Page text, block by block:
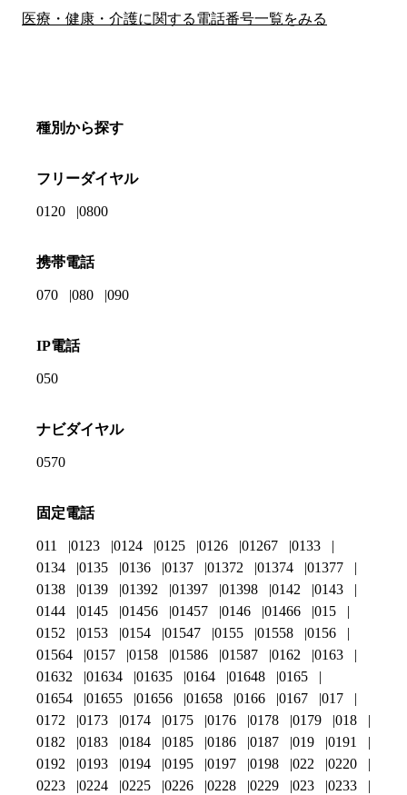
医療・健康・介護に関する電話番号一覧をみる
種別から探す
フリーダイヤル
0120 0800
携帯電話
070 080 090
IP電話
050
ナビダイヤル
0570
固定電話
011 0123 0124 0125 0126 01267
0133
0134
0135 0136 0137 01372 01374
01377
0138
0139 01392 01397 01398 0142
0143
0144
0145 01456 01457 0146 01466
015
0152
0153 0154 01547 0155 01558
0156
01564
0157 0158 01586 01587 0162
0163
01632
01634 01635 0164 01648
0165
01654
01655 01656 01658 0166 0167
017
0172
0173 0174 0175 0176 0178 0179
018
0182
0183 0184 0185 0186 0187 019
0191
0192
0193 0194 0195 0197 0198 022
0220
0223
0224 0225 0226 0228 0229 023 0233